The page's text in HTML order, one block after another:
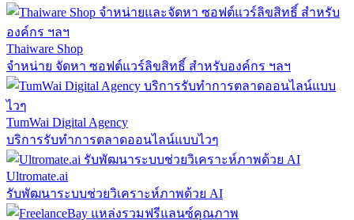
Thaiware Shop
จำหน่าย จัดหา ซอฟต์แวร์ลิขสิทธิ์ สำหรับองค์กร ฯลฯ
TumWai Digital Agency
บริการรับทำการตลาดออนไลน์แบบไวๆ
Ultromate.ai
รับพัฒนาระบบช่วยวิเคราะห์ภาพด้วย AI